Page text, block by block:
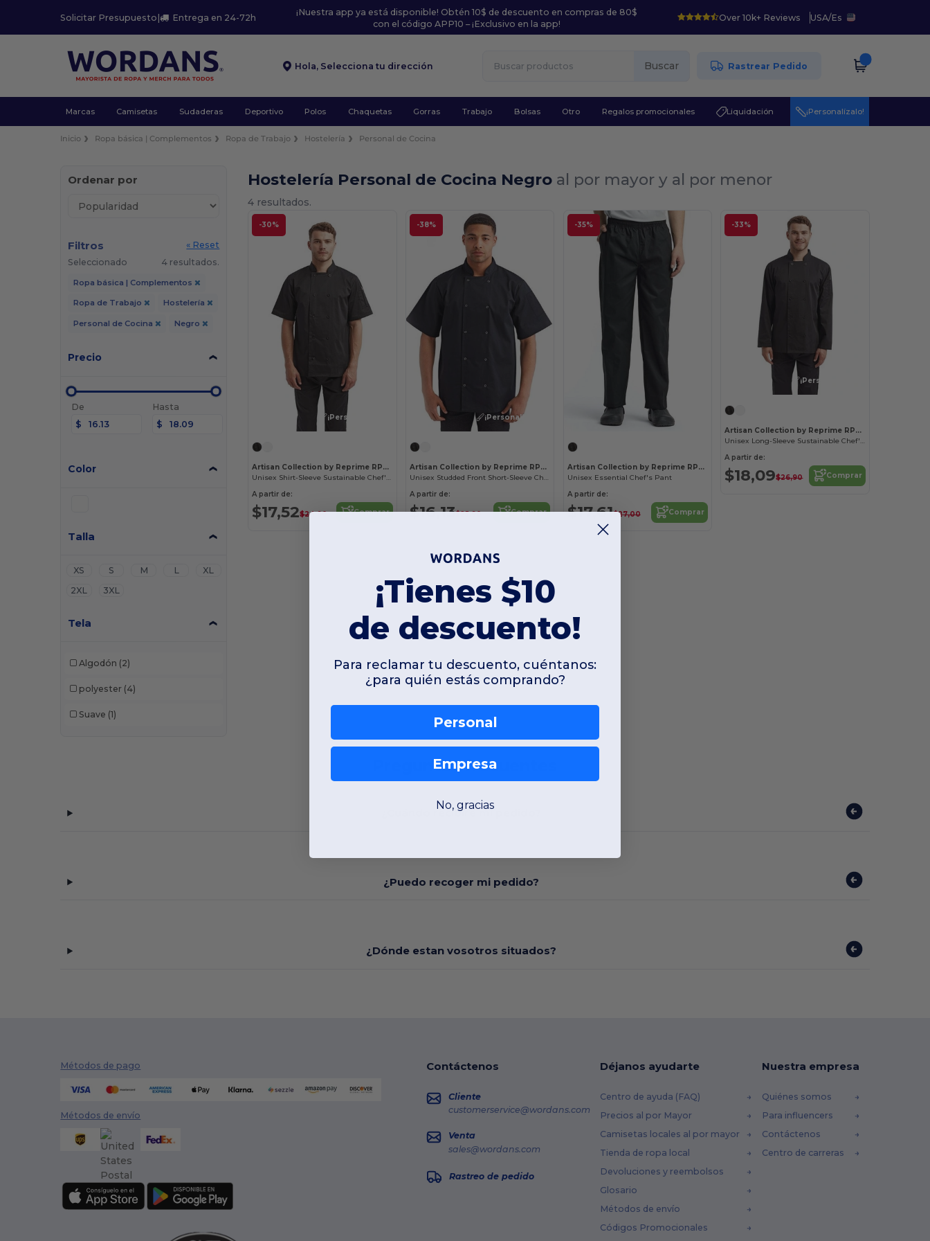
Solicitar Presupuesto | Entrega en 24-72h
¡Nuestra app ya está disponible! Obtén 10$ de descuento en compras de 80$
con el código APP10 – ¡Exclusivo en la app!
Over 10k+ Reviews USA/Es
Hola, Selecciona tu dirección Buscar Rastrear Pedido
Marcas Camisetas Sudaderas Deportivo Polos Chaquetas Gorras Trabajo Bolsas Otro Regalos promocionales Liquidación ¡Personalízalo!
Inicio Ropa básica | Complementos Ropa de Trabajo Hostelería Personal de Cocina
Ordenar por
Filtros
« Reset
Seleccionado
4 resultados.
Ropa básica | Complementos
Ropa de Trabajo Hostelería
Personal de Cocina Negro
Precio
De
$
Hasta
$
Color
Talla
XS S M L
XL
2XL
3XL
Tela
Algodón (2)
polyester (4)
Suave (1)
Hostelería Personal de Cocina Negro al por mayor y al por menor
4 resultados.
-30%
¡Personalízalo!
Artisan Collection by Reprime RP656
Unisex Shirt-Sleeve Sustainable Chef's Jacket
A partir de:
$17,52$24,90 Comprar
-38%
¡Personalízalo!
Artisan Collection by Reprime RP664
Unisex Studded Front Short-Sleeve Chef's Coat
A partir de:
$16,13$25,90 Comprar
-35%
Artisan Collection by Reprime RP553
Unisex Essential Chef's Pant
A partir de:
$17,61$27,00 Comprar
-33%
¡Personalízalo!
Artisan Collection by Reprime RP657
Unisex Long-Sleeve Sustainable Chef's Jacket
A partir de:
$18,09$26,90 Comprar
Preguntas frecuentes
¿Cuándo recibiré mi pedido?
¿Puedo recoger mi pedido?
¿Dónde estan vosotros situados?
Métodos de pago
Métodos de envío
Contáctenos
Cliente
customerservice@wordans.com
Venta
sales@wordans.com
Rastreo de pedido
Déjanos ayudarte
Centro de ayuda (FAQ)
Precios al por Mayor
Camisetas locales al por mayor
Tienda de ropa local
Devoluciones y reembolsos
Glosario
Métodos de envío
Códigos Promocionales
Nuestra empresa
Quiénes somos
Para influencers
Contáctenos
Centro de carreras
¡Tienes $10
de descuento!
Para reclamar tu descuento, cuéntanos:
¿para quién estás comprando?
Personal
Empresa
No, gracias